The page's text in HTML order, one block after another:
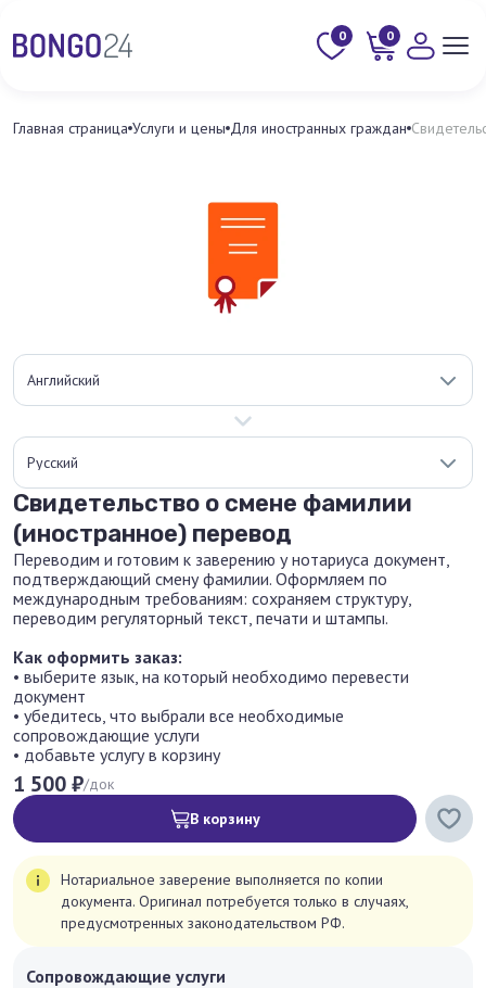
0 0
Главная страница Услуги и цены Для иностранных граждан
Английский
Русский
Сопровождающие услуги
Свидетельство о смене фамилии
(иностранное) перевод
Переводим и готовим к заверению у нотариуса документ,
подтверждающий смену фамилии. Оформляем по
международным требованиям: сохраняем структуру,
переводим регуляторный текст, печати и штампы.
Как оформить заказ:
• выберите язык, на который необходимо перевести
документ
• убедитесь, что выбрали все необходимые
сопровождающие услуги
• добавьте услугу в корзину
1 500 ₽/док
В корзину
Нотариальное заверение выполняется по копии
документа. Оригинал потребуется только в случаях,
предусмотренных законодательством РФ.